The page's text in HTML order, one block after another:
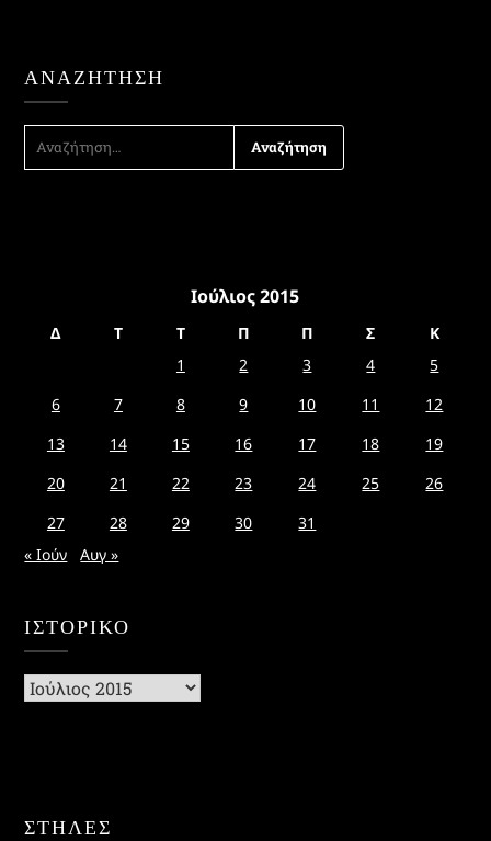
ΑΝΑΖΉΤΗΣΗ
ΑΝΑΖΉΤΗΣΗ
ΓΙΑ:
Ιούλιος 2015
Δ Τ Τ Π Π Σ
Κ
1
2 3 4
5
6
7 8 9 10 11
12
13
14 15 16 17 18
19
20
21 22 23 24 25
26
27
28 29 30
31
« Ιούν
Αυγ »
ΙΣΤΟΡΙΚΌ
Ιστορικό
ΣΤΗΛΕΣ